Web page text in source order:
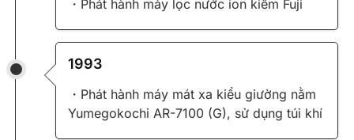
・Phát hành máy lọc nước ion kiềm Fuji
1993
・Phát hành máy mát xa kiểu giường nằm
Yumegokochi AR-7100 (G), sử dụng túi khí